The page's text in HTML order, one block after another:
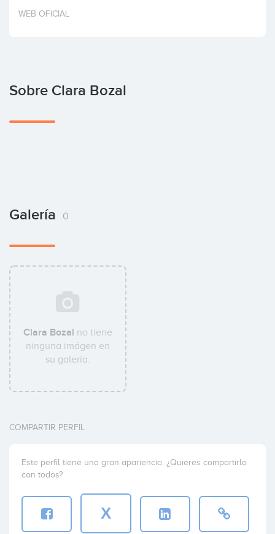
Invertir
WEB OFICIAL
Sobre Clara Bozal
Galería 0
Clara Bozal no tiene
ninguna imágen en
su galería.
COMPARTIR PERFIL
Este perfil tiene una gran apariencia. ¿Quieres compartirlo
con todos?
X